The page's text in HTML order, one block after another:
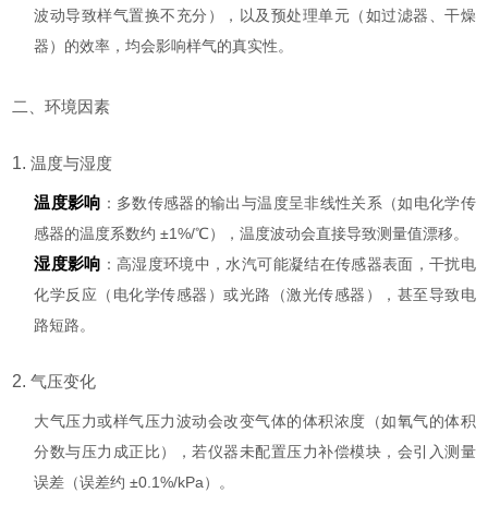
波动导致样气置换不充分），以及预处理单元（如过滤器、干燥
器）的效率，均会影响样气的真实性。
二、环境因素
1.温度与湿度
温度影响 ：多数传感器的输出与温度呈非线性关系（如电化学传
感器的温度系数约 ±1%/℃），温度波动会直接导致测量值漂移。
湿度影响 ：高湿度环境中，水汽可能凝结在传感器表面，干扰电
化学反应（电化学传感器）或光路（激光传感器），甚至导致电
路短路。
2.气压变化
大气压力或样气压力波动会改变气体的体积浓度（如氧气的体积
分数与压力成正比），若仪器未配置压力补偿模块，会引入测量
误差（误差约 ±0.1%/kPa）。